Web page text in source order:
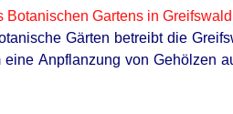
Botanischen Gartens in Greifswald
Gärten betreibt die
eine Anpflanzung von Gehölzen